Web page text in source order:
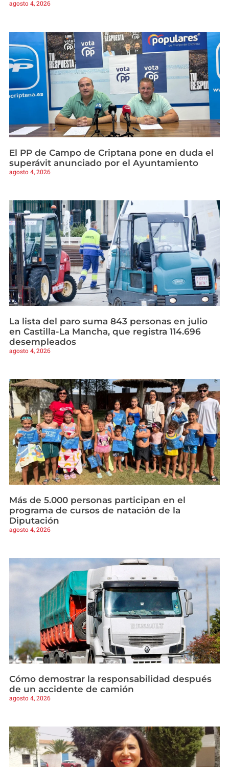
agosto 4, 2026
El PP de Campo de Criptana pone en duda el
superávit anunciado por el Ayuntamiento
agosto 4, 2026
La lista del paro suma 843 personas en julio
en Castilla-La Mancha, que registra 114.696
desempleados
agosto 4, 2026
Más de 5.000 personas participan en el
programa de cursos de natación de la
Diputación
agosto 4, 2026
Cómo demostrar la responsabilidad después
de un accidente de camión
agosto 4, 2026